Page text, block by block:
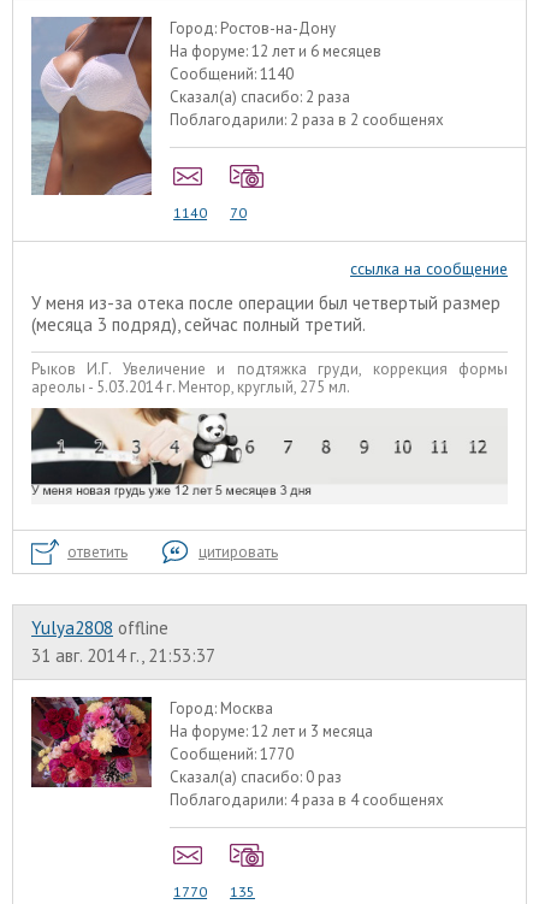
Город: Ростов-на-Дону
На форуме:12 лет и 6 месяцев
Сообщений:1140
Сказал(а) спасибо: 2 раза
Поблагодарили: 2 раза в 2 сообщенях
1140 70
ссылка на сообщение
У меня из-за отека после операции был четвертый размер
(месяца 3 подряд), сейчас полный третий.
Рыков И.Г. Увеличение и подтяжка груди, коррекция формы
ареолы - 5.03.2014 г. Ментор, круглый, 275 мл.
ответить цитировать
Yulya2808 offline
31 авг. 2014 г., 21:53:37
Город: Москва
На форуме:12 лет и 3 месяца
Сообщений:1770
Сказал(а) спасибо: 0 раз
Поблагодарили: 4 раза в 4 сообщенях
1770 135